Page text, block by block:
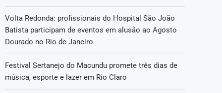
Volta Redonda: profissionais do Hospital São João
Batista participam de eventos em alusão ao Agosto
Dourado no Rio de Janeiro
Festival Sertanejo do Macundu promete três dias de
música, esporte e lazer em Rio Claro